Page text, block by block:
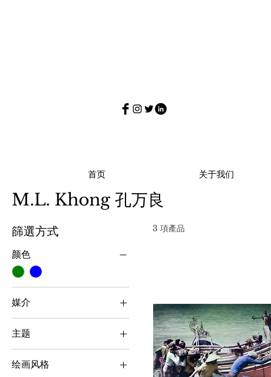
首页 关于我们
M.L. Khong 孔万良
篩選方式
颜色
媒介
摄影作品
主题
植物 / 动物
风景
绘画风格
3 項產品